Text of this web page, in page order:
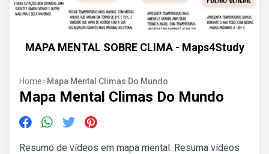
MAPA MENTAL SOBRE CLIMA - Maps4Study
Home>Mapa Mental Climas Do Mundo
Mapa Mental Climas Do Mundo
Resumo de vídeos em mapa mental. Resuma vídeos